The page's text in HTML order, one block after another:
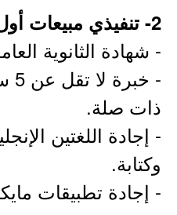
2- تنفيذي مبيعات أول (الرياض):
- شهادة الثانوية
-
ذات صلة.
- إجادة اللغتين
وكتابة.
- إجادة تطبيقات